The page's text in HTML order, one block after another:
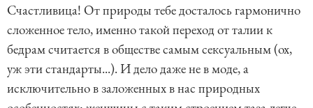
Счастливица! От природы тебе досталось гармонично
сложенное тело, именно такой переход от талии к
бедрам считается в обществе самым сексуальным (ох,
уж эти стандарты...). И дело даже не в моде, а
исключительно в заложенных в нас природных